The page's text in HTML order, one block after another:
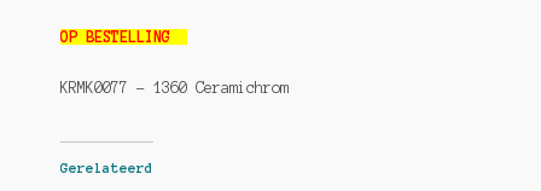
OP BESTELLING
KRMK0077 – 1360 Ceramichrom
Gerelateerd